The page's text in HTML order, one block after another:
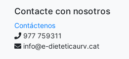
Contacte con nosotros
Contáctenos
977 759311
info@e-dieteticaurv.cat